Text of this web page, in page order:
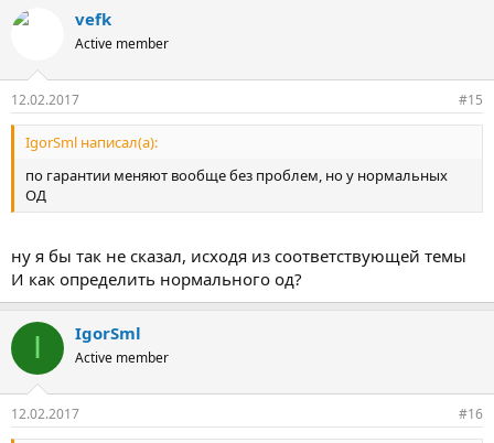
vefk
Active member
12.02.2017 #15
IgorSml написал(а):
по гарантии меняют вообще без проблем, но у нормальных
ОД
ну я бы так не сказал, исходя из соответствующей темы
И как определить нормального од?
I IgorSml
Active member
12.02.2017 #16